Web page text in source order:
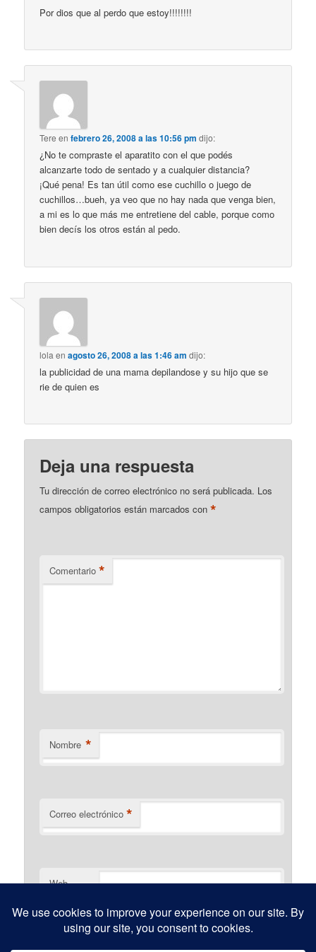
Por dios que al perdo que estoy!!!!!!!!
Tere enfebrero 26, 2008 a las 10:56 pm dijo:
¿No te compraste el aparatito con el que podés
alcanzarte todo de sentado y a cualquier distancia?
¡Qué pena! Es tan útil como ese cuchillo o juego de
cuchillos…bueh, ya veo que no hay nada que venga bien,
a mi es lo que más me entretiene del cable, porque como
bien decís los otros están al pedo.
lola enagosto 26, 2008 a las 1:46 am dijo:
la publicidad de una mama depilandose y su hijo que se
rie de quien es
Deja una respuesta
Tu dirección de correo electrónico no será publicada. Los
campos obligatorios están marcados con*
Comentario *
Nombre *
Correo electrónico *
Web